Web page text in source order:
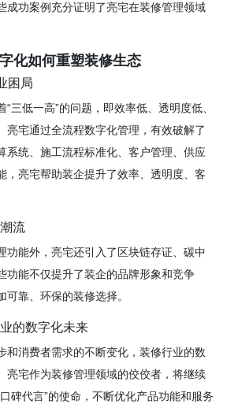
成功案例充分证明了亮宅在装修管理领域
化如何重塑装修生态
困局
三低一高”的问题，即效率低、透明度低、
亮宅通过全流程数字化管理，有效破解了
系统、施工流程标准化、客户管理、供应
，亮宅帮助装企提升了效率、透明度、客
流
功能外，亮宅还引入了区块链存证、碳中
功能不仅提升了装企的品牌形象和竞争
靠、环保的装修选择。
的数字化未来
和消费者需求的不断变化，装修行业的数
亮宅作为装修管理领域的佼佼者，将继续
碑代言”的使命，不断优化产品功能和服务